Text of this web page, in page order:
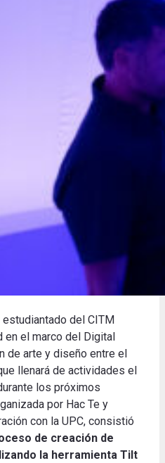
del CITM
el marco del Digital
de arte y diseño entre el
llenará de actividades el
los próximos
por Hac Te y
con la UPC, consistió
de creación de
la herramienta Tilt